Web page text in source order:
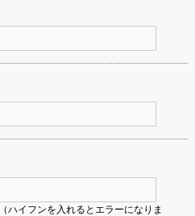
イフンを入れるとエラーになりま